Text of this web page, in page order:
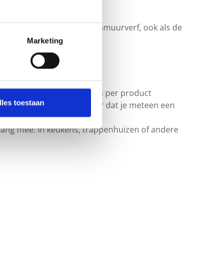
Marketing
toestaan
Regen, UV, algen en
eisen heeft dan binnenmuurverf, ook als de
buitenmuurverf
De dekking kan per product
te herstellen zijn, zonder dat je meteen een
mee. In keukens, trappenhuizen of andere